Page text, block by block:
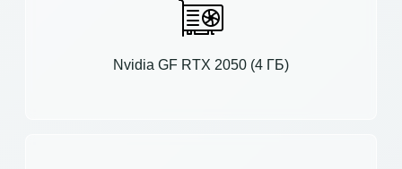
Nvidia GF RTX 2050 (4 ГБ)